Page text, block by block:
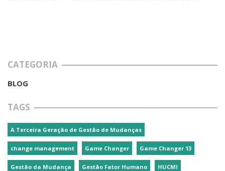
CATEGORIA
BLOG
TAGS
A Terceira Geração de Gestão de Mudanças
change management Game Changer Game Changer 13
Gestão da Mudança Gestão Fator Humano HUCMI